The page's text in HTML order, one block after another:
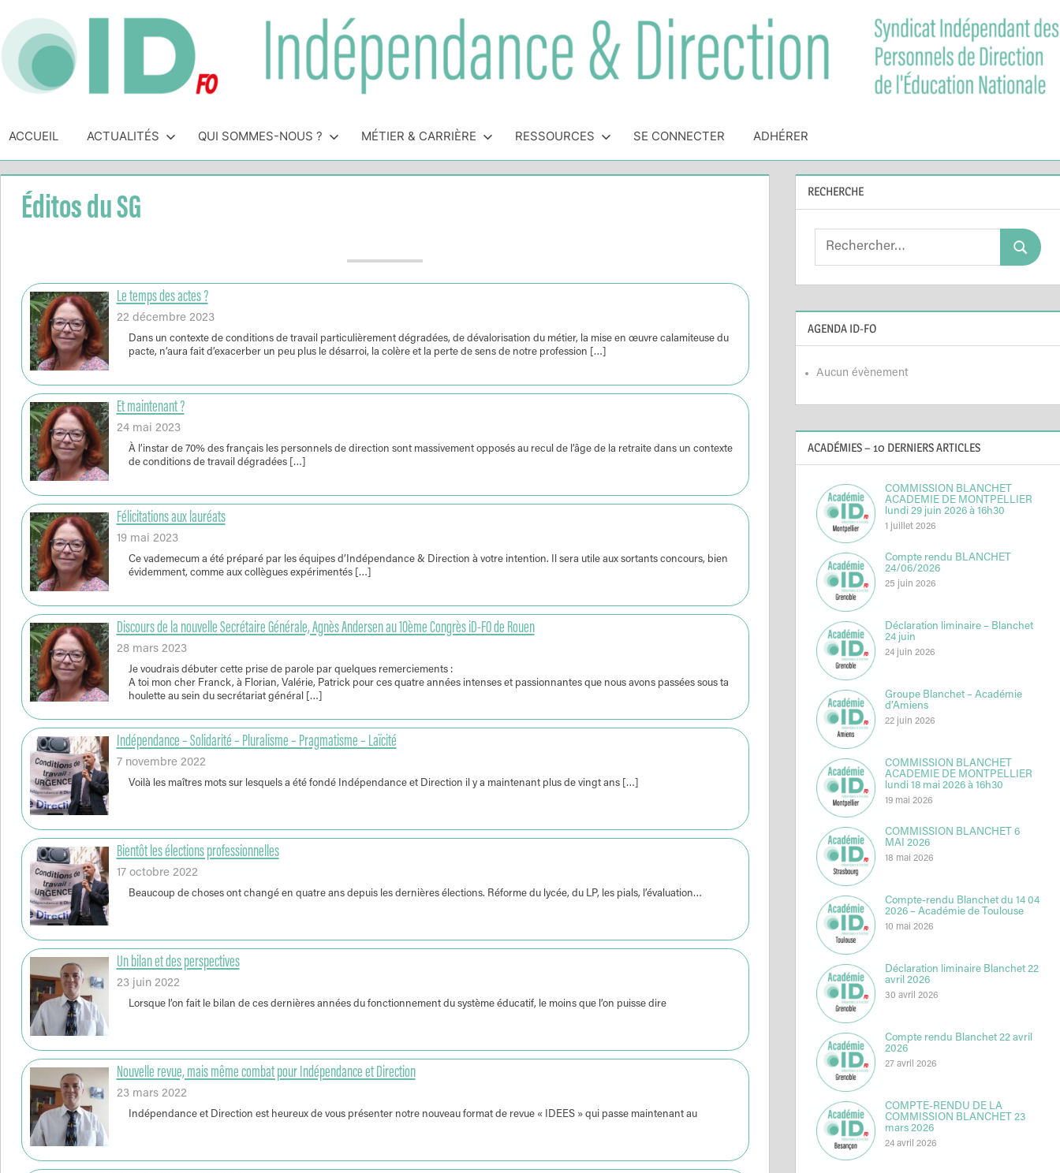
content
&
Direction
indépendant
de
direction
ACCUEIL ACTUALITÉS QUI SOMMES-NOUS ? MÉTIER & CARRIÈRE RESSOURCES SE CONNECTER ADHÉRER
Éditos du SG
Le temps des actes ?
22 décembre 2023
Dans un contexte de conditions de travail particulièrement dégradées, de dévalorisation du métier, la mise en œuvre calamiteuse du
pacte, n’aura fait d’exacerber un peu plus le désarroi, la colère et la perte de sens de notre profession […]
Et maintenant ?
24 mai 2023
À l’instar de 70% des français les personnels de direction sont massivement opposés au recul de l’âge de la retraite dans un contexte
de conditions de travail dégradées […]
Félicitations aux lauréats
19 mai 2023
Ce vademecum a été préparé par les équipes d’Indépendance & Direction à votre intention. Il sera utile aux sortants concours, bien
évidemment, comme aux collègues expérimentés […]
Discours de la nouvelle Secrétaire Générale, Agnès Andersen au 10ème Congrès iD-FO de Rouen
28 mars 2023
Je voudrais débuter cette prise de parole par quelques remerciements :
A toi mon cher Franck, à Florian, Valérie, Patrick pour ces quatre années intenses et passionnantes que nous avons passées sous ta
houlette au sein du secrétariat général […]
Indépendance – Solidarité – Pluralisme – Pragmatisme – Laïcité
7 novembre 2022
Voilà les maîtres mots sur lesquels a été fondé Indépendance et Direction il y a maintenant plus de vingt ans […]
Bientôt les élections professionnelles
17 octobre 2022
Beaucoup de choses ont changé en quatre ans depuis les dernières élections. Réforme du lycée, du LP, les pials, l’évaluation…
Un bilan et des perspectives
23 juin 2022
Lorsque l’on fait le bilan de ces dernières années du fonctionnement du système éducatif, le moins que l’on puisse dire
Nouvelle revue, mais même combat pour Indépendance et Direction
23 mars 2022
Indépendance et Direction est heureux de vous présenter notre nouveau format de revue « IDEES » qui passe maintenant au
RECHERCHE
Search
Search
AGENDA ID-FO
Aucun évènement
ACADÉMIES – 10 DERNIERS ARTICLES
COMMISSION BLANCHET
ACADEMIE DE MONTPELLIER
lundi 29 juin 2026 à 16h30
1 juillet 2026
Compte rendu BLANCHET
24/06/2026
25 juin 2026
Déclaration liminaire – Blanchet
24 juin
24 juin 2026
Groupe Blanchet – Académie
d’Amiens
22 juin 2026
COMMISSION BLANCHET
ACADEMIE DE MONTPELLIER
lundi 18 mai 2026 à 16h30
19 mai 2026
COMMISSION BLANCHET 6
MAI 2026
18 mai 2026
Compte-rendu Blanchet du 14 04
2026 – Académie de Toulouse
10 mai 2026
Déclaration liminaire Blanchet 22
avril 2026
30 avril 2026
Compte rendu Blanchet 22 avril
2026
27 avril 2026
COMPTE-RENDU DE LA
COMMISSION BLANCHET 23
mars 2026
24 avril 2026